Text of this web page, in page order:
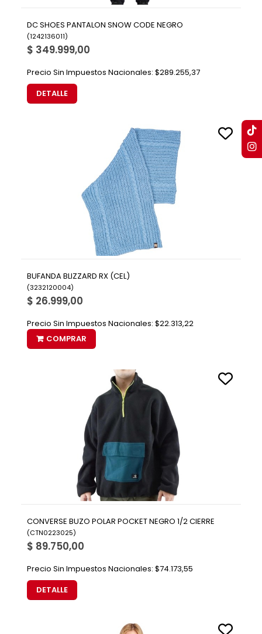
DC SHOES PANTALON SNOW CODE NEGRO
(1242136011)
$ 349.999,00
Precio Sin Impuestos Nacionales: $289.255,37
DETALLE
BUFANDA BLIZZARD RX (CEL)
(3232120004)
$ 26.999,00
Precio Sin Impuestos Nacionales: $22.313,22
COMPRAR
CONVERSE BUZO POLAR POCKET NEGRO 1/2 CIERRE
(CTN0223025)
$ 89.750,00
Precio Sin Impuestos Nacionales: $74.173,55
DETALLE